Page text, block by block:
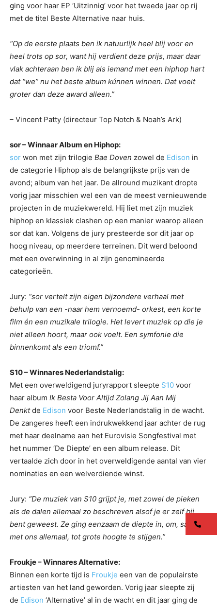
ging voor haar EP ‘Uitzinnig’ voor het tweede jaar op rij
met de titel Beste Alternative naar huis.
“Op de eerste plaats ben ik natuurlijk heel blij voor en
heel trots op sor, want hij verdient deze prijs, maar daar
vlak achteraan ben ik blij als iemand met een hiphop hart
dat “we” nu het beste album kúnnen winnen. Dat voelt
groter dan deze award alleen.”
– Vincent Patty (directeur Top Notch & Noah’s Ark)
sor – Winnaar Album en Hiphop:
sor won met zijn trilogie Bae Doven zowel de Edison in
de categorie Hiphop als de belangrijkste prijs van de
avond; album van het jaar. De allround muzikant dropte
vorig jaar misschien wel een van de meest vernieuwende
projecten in de muziekwereld. Hij liet met zijn muziek
hiphop en klassiek clashen op een manier waarop alleen
sor dat kan. Volgens de jury presteerde sor dit jaar op
hoog niveau, op meerdere terreinen. Dit werd beloond
met een overwinning in al zijn genomineerde
categorieën.
Jury: “sor vertelt zijn eigen bijzondere verhaal met
behulp van een -naar hem vernoemd- orkest, een korte
film én een muzikale trilogie. Het levert muziek op die je
niet alleen hoort, maar ook voelt. Een symfonie die
binnenkomt als een triomf.”
S10 – Winnares Nederlandstalig:
Met een overweldigend juryrapport sleepte S10 voor
haar album Ik Besta Voor Altijd Zolang Jij Aan Mij
Denktde Edison voor Beste Nederlandstalig in de wacht.
De zangeres heeft een indrukwekkend jaar achter de rug
met haar deelname aan het Eurovisie Songfestival met
het nummer ‘De Diepte’ en een album release. Dit
vertaalde zich door in het overweldigende aantal van vier
nominaties en een welverdiende winst.
Jury: “De muziek van S10 grijpt je, met zowel de pieken
als de dalen allemaal zo beschreven alsof je er zelf bij
bent geweest. Ze ging eenzaam de diepte in, om, samen
met ons allemaal, tot grote hoogte te stijgen.”
Froukje – Winnares Alternative:
Binnen een korte tijd is Froukje een van de populairste
artiesten van het land geworden. Vorig jaar sleepte zij
de Edison ‘Alternative’ al in de wacht en dit jaar ging de